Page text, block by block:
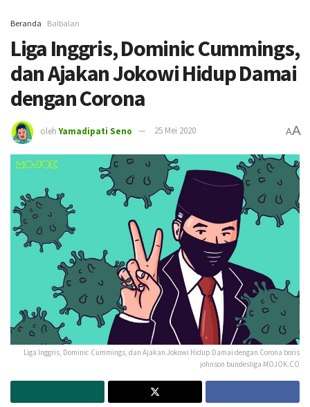
Beranda Balbalan
Liga Inggris, Dominic Cummings,
dan Ajakan Jokowi Hidup Damai
dengan Corona
oleh Yamadipati Seno 25 Mei 2020 AA
Liga Inggris, Dominic Cummings, dan Ajakan Jokowi Hidup Damai dengan Corona boris
johnson bundesliga MOJOK.CO